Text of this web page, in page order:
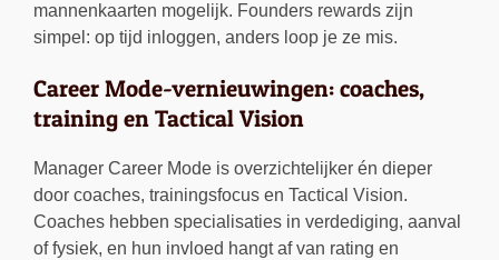
mannenkaarten mogelijk. Founders rewards zijn
simpel: op tijd inloggen, anders loop je ze mis.
Career Mode-vernieuwingen: coaches,
training en Tactical Vision
Manager Career Mode is overzichtelijker én dieper
door coaches, trainingsfocus en Tactical Vision.
Coaches hebben specialisaties in verdediging, aanval
of fysiek, en hun invloed hangt af van rating en